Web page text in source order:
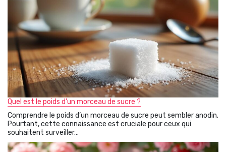
Quel est le poids d’un morceau de sucre ?
Comprendre le poids d’un morceau de sucre peut sembler anodin.
Pourtant, cette connaissance est cruciale pour ceux qui
souhaitent surveiller…